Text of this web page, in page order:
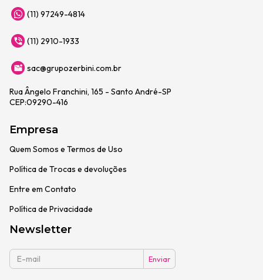
(11) 97249-4814
(11) 2910-1933
sac@grupozerbini.com.br
Rua Ângelo Franchini, 165 - Santo André-SP
CEP:09290-416
Empresa
Quem Somos e Termos de Uso
Política de Trocas e devoluções
Entre em Contato
Política de Privacidade
Newsletter